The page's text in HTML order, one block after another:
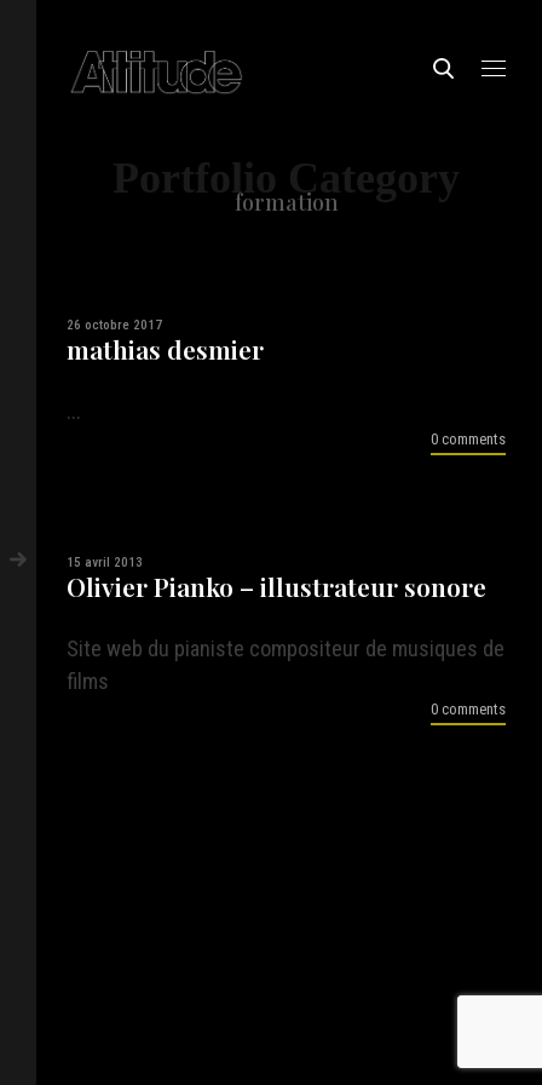
Portfolio Category
formation
26 octobre 2017
mathias desmier
...
0 comments
15 avril 2013
Olivier Pianko – illustrateur sonore
Site web du pianiste compositeur de musiques de
films
0 comments